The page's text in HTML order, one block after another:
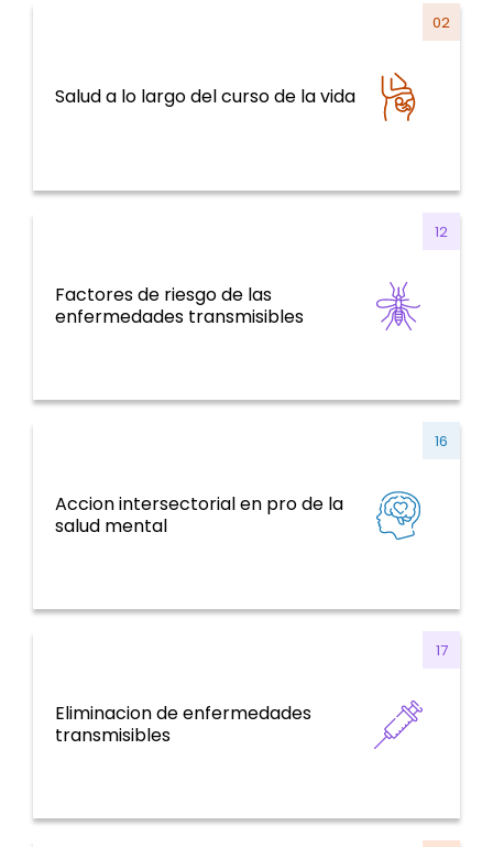
Salud a lo largo del curso de la vida
02
Sistemas y servicios de salud y curso de la
vida
Factores de riesgo de las
enfermedades transmisibles
12
Enfermedades Transmisibles
Accion intersectorial en pro de la
salud mental
16
ENT y factores de riesgo, salud mental,
violencia y traumatismo
Eliminacion de enfermedades
transmisibles
17
Enfermedades Transmisibles